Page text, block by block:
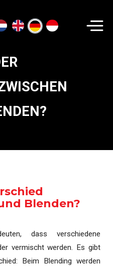
Blenden?
dass verschiedene
vermischt werden. Es gibt
Beim Blending werden